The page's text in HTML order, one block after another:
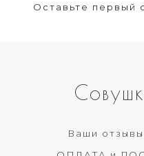
Оставьте первый
Ваши отзывы